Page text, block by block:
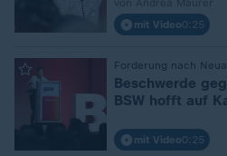
mit Video0:25
Forderung nach
:
Beschwerde
BSW hofft auf
mit Video0:25